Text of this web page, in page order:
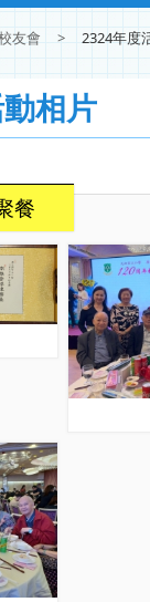
友會 > 2324年度
相片
餐